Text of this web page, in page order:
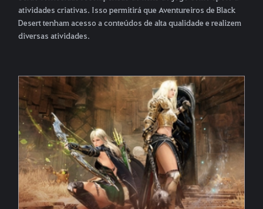
atividades criativas. Isso permitirá que Aventureiros de Black
Desert tenham acesso a conteúdos de alta qualidade e realizem
diversas atividades.